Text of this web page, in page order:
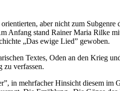
aber nicht zum
Anfang stand Rainer Maria Rilke
„Das ewige Lied” gewoben.
Textes, Oden an den Krieg
zu verfassen.
in mehrfacher Hinsicht diesem